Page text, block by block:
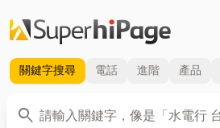
關鍵字搜尋 電話 進階 產品
search
關鍵字